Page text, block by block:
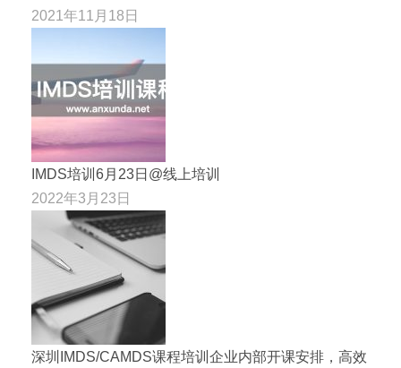
2021年11月18日
IMDS培训6月23日@线上培训
2022年3月23日
深圳IMDS/CAMDS课程培训企业内部开课安排，高效